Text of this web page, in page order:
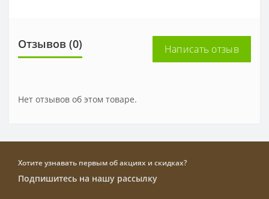
Отзывов (0) Написать отзыв
Нет отзывов об этом товаре.
Хотите узнавать первым об акциях и скидках?
Подпишитесь на нашу рассылку